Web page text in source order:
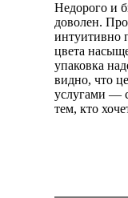
Недорого и
доволен.
интуитивно
цвета
упаковка
видно, что
услугами —
тем, кто